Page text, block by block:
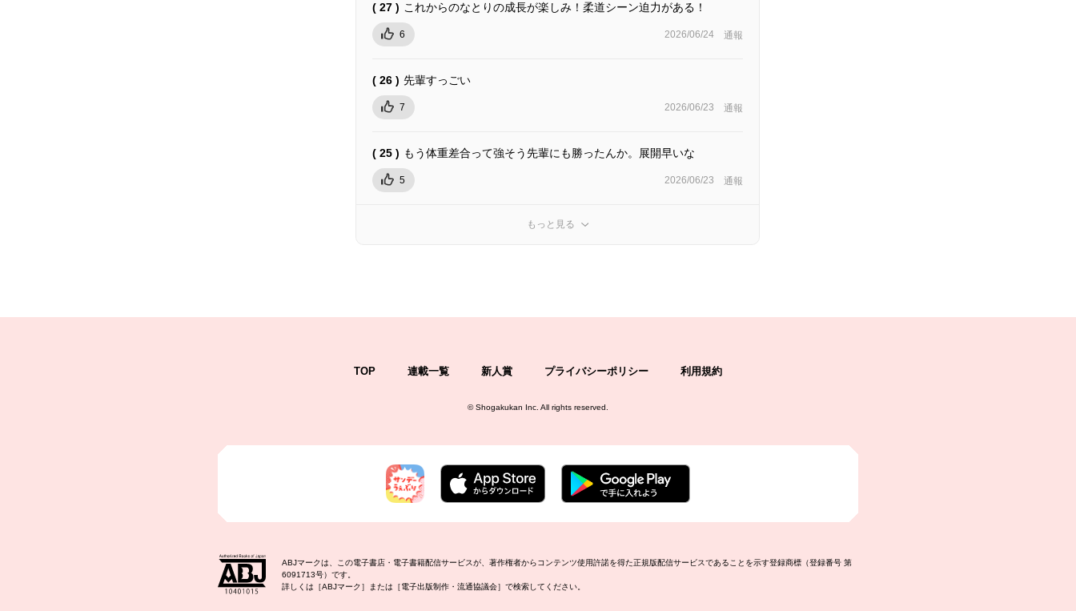
( 27 ) これからのなとりの成長が楽しみ！柔道シーン迫力がある！
6 2026/06/24 通報
( 26 ) 先輩すっごい
7 2026/06/23 通報
( 25 ) もう体重差合って強そう先輩にも勝ったんか。展開早いな
5 2026/06/23 通報
もっと見る
TOP 連載一覧 新人賞 プライバシーポリシー 利用規約
©Shogakukan Inc. All rights reserved.
ABJマークは、この電子書店・電子書籍配信サービスが、著作権者からコンテンツ使用許諾を得た正規版配信サービスであることを示す登録商標（登録番号 第
6091713号）です。
詳しくは［ABJマーク］または［電子出版制作・流通協議会］で検索してください。